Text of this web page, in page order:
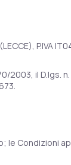
2003, il
Condizioni